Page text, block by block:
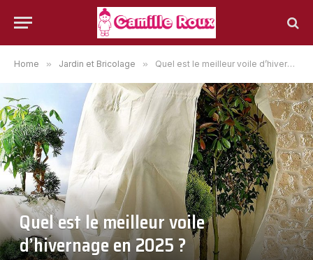
Home » Jardin et Bricolage » Quel est le meilleur voile d’hivernage en 2025 ?
Quel est le meilleur voile
d’hivernage en 2025 ?